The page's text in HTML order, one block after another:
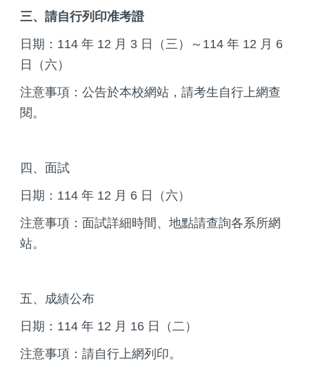
三、請自行列印准考證
日期：114 年 12 月 3 日（三）～114 年 12 月 6
日（六）
注意事項：公告於本校網站，請考生自行上網查
閱。
四、面試
日期：114 年 12 月 6 日（六）
注意事項：面試詳細時間、地點請查詢各系所網
站。
五、成績公布
日期：114 年 12 月 16 日（二）
注意事項：請自行上網列印。